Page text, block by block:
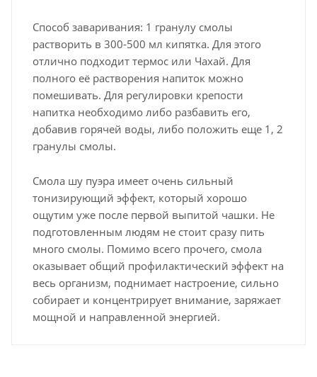
Способ заваривания: 1 гранулу смолы
растворить в 300-500 мл кипятка. Для этого
отлично подходит термос или Чахай. Для
полного её растворения напиток можно
помешивать. Для регулировки крепости
напитка необходимо либо разбавить его,
добавив горячей воды, либо положить еще 1, 2
гранулы смолы.
Смола шу пуэра имеет очень сильный
тонизирующий эффект, который хорошо
ощутим уже после первой выпитой чашки. Не
подготовленным людям не стоит сразу пить
много смолы. Помимо всего прочего, смола
оказывает общий профилактический эффект на
весь организм, поднимает настроение, сильно
собирает и концентрирует внимание, заряжает
мощной и направленной энергией.